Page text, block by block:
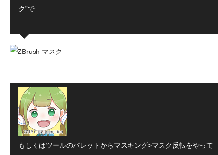
ク”で
もしくはツールのパレットからマスキング>マスク反転をやって